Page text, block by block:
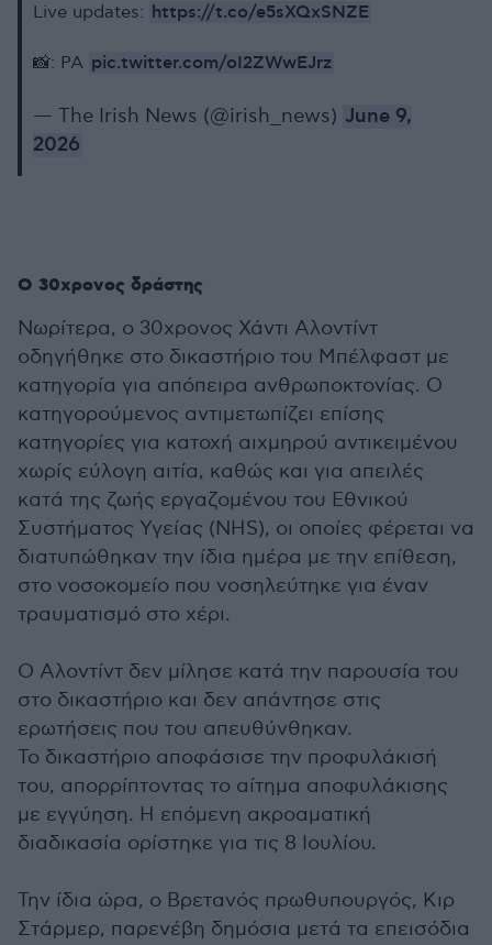
Live updates: https://t.co/e5sXQxSNZE
📸: PA pic.twitter.com/oI2ZWwEJrz
— The Irish News (@irish_news) June 9,
2026
Ο 30χρονος δράστης
Νωρίτερα, ο 30χρονος Χάντι Αλοντίντ
οδηγήθηκε στο δικαστήριο του Μπέλφαστ με
κατηγορία για απόπειρα ανθρωποκτονίας. Ο
κατηγορούμενος αντιμετωπίζει επίσης
κατηγορίες για κατοχή αιχμηρού αντικειμένου
χωρίς εύλογη αιτία, καθώς και για απειλές
κατά της ζωής εργαζομένου του Εθνικού
Συστήματος Υγείας (NHS), οι οποίες φέρεται να
διατυπώθηκαν την ίδια ημέρα με την επίθεση,
στο νοσοκομείο που νοσηλεύτηκε για έναν
τραυματισμό στο χέρι.
Ο Αλοντίντ δεν μίλησε κατά την παρουσία του
στο δικαστήριο και δεν απάντησε στις
ερωτήσεις που του απευθύνθηκαν.
Το δικαστήριο αποφάσισε την προφυλάκισή
του, απορρίπτοντας το αίτημα αποφυλάκισης
με εγγύηση. Η επόμενη ακροαματική
διαδικασία ορίστηκε για τις 8 Ιουλίου.
Την ίδια ώρα, ο Βρετανός πρωθυπουργός, Κιρ
Στάρμερ, παρενέβη δημόσια μετά τα επεισόδια